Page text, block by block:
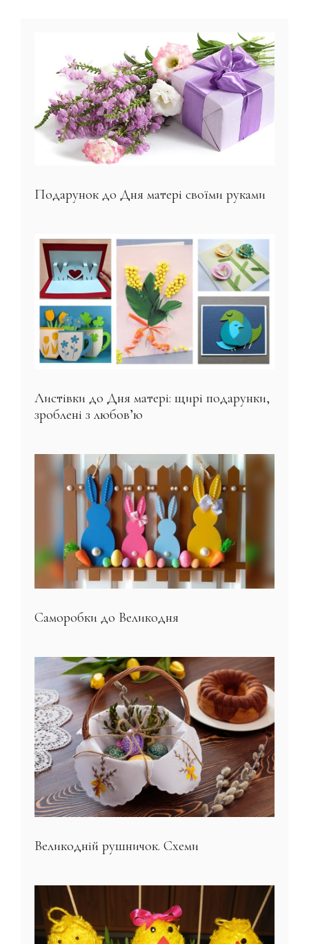
Подарунок до Дня матері своїми руками
Листівки до Дня матері: щирі подарунки,
зроблені з любов’ю
Саморобки до Великодня
Великодній рушничок. Схеми